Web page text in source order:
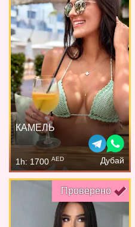
КАМЕЛЬ
1h: 1700 AED Дубай
Проверено